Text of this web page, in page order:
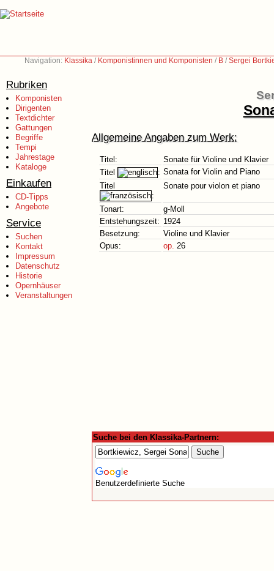
Navigation: Klassika / Komponistinnen und Komponisten / B /Sergei
Rubriken
Komponisten
Dirigenten
Textdichter
Gattungen
Begriffe
Tempi
Jahrestage
Kataloge
Einkaufen
CD-Tipps
Angebote
Service
Suchen
Kontakt
Impressum
Datenschutz
Historie
Opernhäuser
Veranstaltungen
Allgemeine Angaben zum Werk:
Titel:
Sonate für Violine und Klavier
Titel
: Sonata for Violin and Piano
Titel
:
Sonate pour violon et piano
Tonart:
g-Moll
Entstehungszeit: 1924
Besetzung:
Violine und Klavier
Opus:
op. 26
Suche bei den Klassika-Partnern:
Benutzerdefinierte Suche